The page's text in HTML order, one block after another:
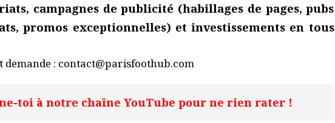
campagnes de publicité (habillages de pages, pubs
promos exceptionnelles) et investissements en tous
: contact@parisfoothub.com
toi à notre chaîne YouTube pour ne rien rater !